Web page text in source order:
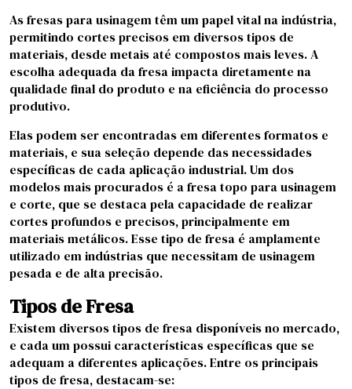
As fresas para usinagem têm um papel vital na indústria,
permitindo cortes precisos em diversos tipos de
materiais, desde metais até compostos mais leves. A
escolha adequada da fresa impacta diretamente na
qualidade final do produto e na eficiência do processo
produtivo.
Elas podem ser encontradas em diferentes formatos e
materiais, e sua seleção depende das necessidades
específicas de cada aplicação industrial. Um dos
modelos mais procurados é a fresa topo para usinagem
e corte, que se destaca pela capacidade de realizar
cortes profundos e precisos, principalmente em
materiais metálicos. Esse tipo de fresa é amplamente
utilizado em indústrias que necessitam de usinagem
pesada e de alta precisão.
Tipos de Fresa
Existem diversos tipos de fresa disponíveis no mercado,
e cada um possui características específicas que se
adequam a diferentes aplicações. Entre os principais
tipos de fresa, destacam-se: